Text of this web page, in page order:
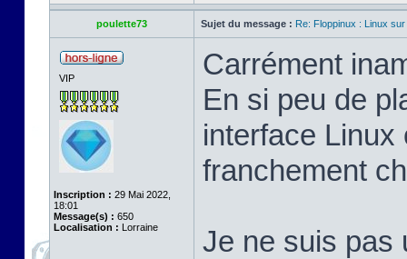
poulette73 Sujet du message : Re: Floppinux : Linux
VIP
Inscription : 29 Mai 2022,
18:01
Message(s) : 650
Localisation : Lorraine
Carrément
En si peu de
interface Linux
franchement
Je ne suis pas